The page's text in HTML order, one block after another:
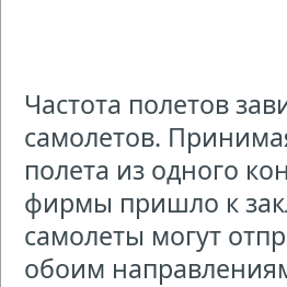
Частота полетов
самолетов.
полета из одного
фирмы пришло к
самолеты могут
обоим